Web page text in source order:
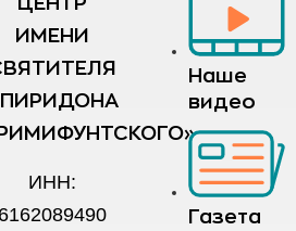
ИМЕНИ
ИНН:
6162089490
Наше
видео
Газета